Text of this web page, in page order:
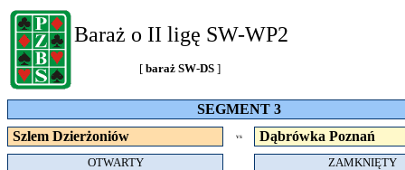
Baraż o II ligę SW-WP2
[ baraż SW-DS ]
SEGMENT 3
Szlem Dzierżoniów
VS Dąbrówka Poznań
OTWARTY
ZAMKNIĘTY